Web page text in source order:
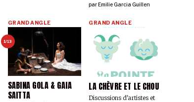
par Emilie Garcia Guillen
1/13
SABINA GOLA & GAIA
SAITTA
GRAND ANGLE
LA CHÈVRE ET LE CHOU
Discussions d'artistes et
GRAND ANGLE